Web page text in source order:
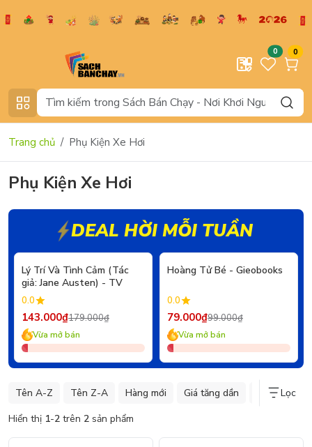
0 0
Trang chủ Phụ Kiện Xe Hơi
Phụ Kiện Xe Hơi
DEAL HỜI MỖI TUẦN
- 20%
Lý Trí Và Tình Cảm (Tác
giả: Jane Austen) - TV
0.0
143.000₫179.000₫
Vừa mở bán
- 20%
Hoàng Tử Bé - Gieobooks
0.0
79.000₫99.000₫
Vừa mở bán
Hiển thị 1-2 trên 2 sản phẩm
Tên A-Z Tên Z-A Hàng mới Giá tăng dần Giá giảm dần
Lọc